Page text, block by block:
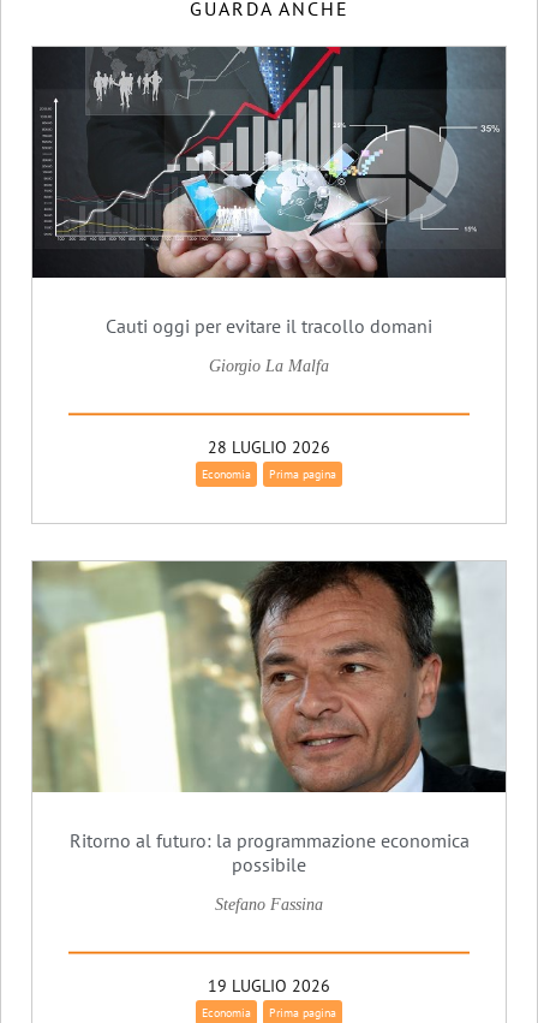
GUARDA ANCHE
Cauti oggi per evitare il tracollo domani
Giorgio La Malfa
28 LUGLIO 2026
Economia Prima pagina
Ritorno al futuro: la programmazione economica
possibile
Stefano Fassina
19 LUGLIO 2026
Economia Prima pagina